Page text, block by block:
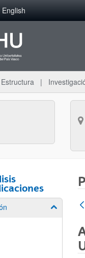
English
Estructura
Mostrar/